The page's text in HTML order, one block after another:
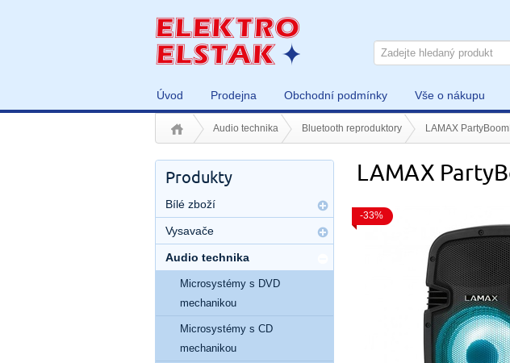
Úvod Prodejna Obchodní podmínky Vše o nákupu
Audio technika Bluetooth reproduktory LAMAX
LAMAX
-33%
Produkty
Bílé zboží
Vysavače
Audio technika
Microsystémy s DVD
mechanikou
Microsystémy s CD
mechanikou